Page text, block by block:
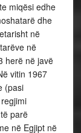
miqësi edhe
dhe
në
në
herë në javë
vitin 1967
(pasi
parë
në Egjipt në